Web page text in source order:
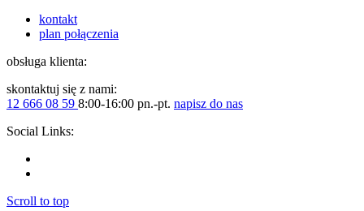
kontakt
plan połączenia
obsługa klienta:
skontaktuj się z nami:
12 666 08 59 8:00-16:00 pn.-pt. napisz do nas
Social Links:
Scroll to top